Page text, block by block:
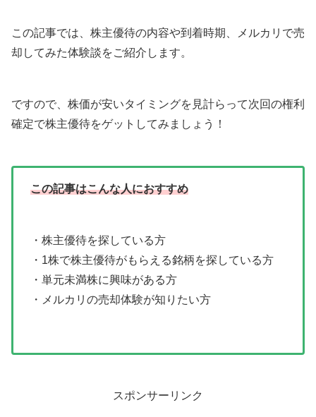
この記事では、株主優待の内容や到着時期、メルカリで売
却してみた体験談をご紹介します。
ですので、株価が安いタイミングを見計らって次回の権利
確定で株主優待をゲットしてみましょう！
この記事はこんな人におすすめ
・株主優待を探している方
・1株で株主優待がもらえる銘柄を探している方
・単元未満株に興味がある方
・メルカリの売却体験が知りたい方
スポンサーリンク